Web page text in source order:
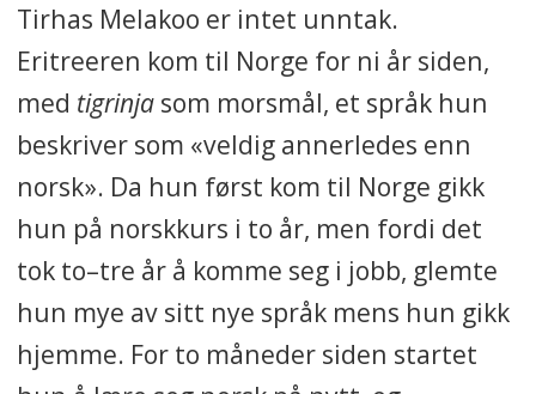
Tirhas Melakoo er intet unntak.
Eritreeren kom til Norge for ni år siden,
med tigrinja som morsmål, et språk hun
beskriver som «veldig annerledes enn
norsk». Da hun først kom til Norge gikk
hun på norskkurs i to år, men fordi det
tok to–tre år å komme seg i jobb, glemte
hun mye av sitt nye språk mens hun gikk
hjemme. For to måneder siden startet